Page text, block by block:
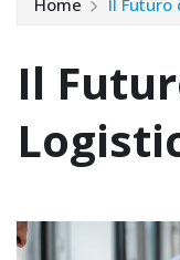
Home Il Futuro
Il